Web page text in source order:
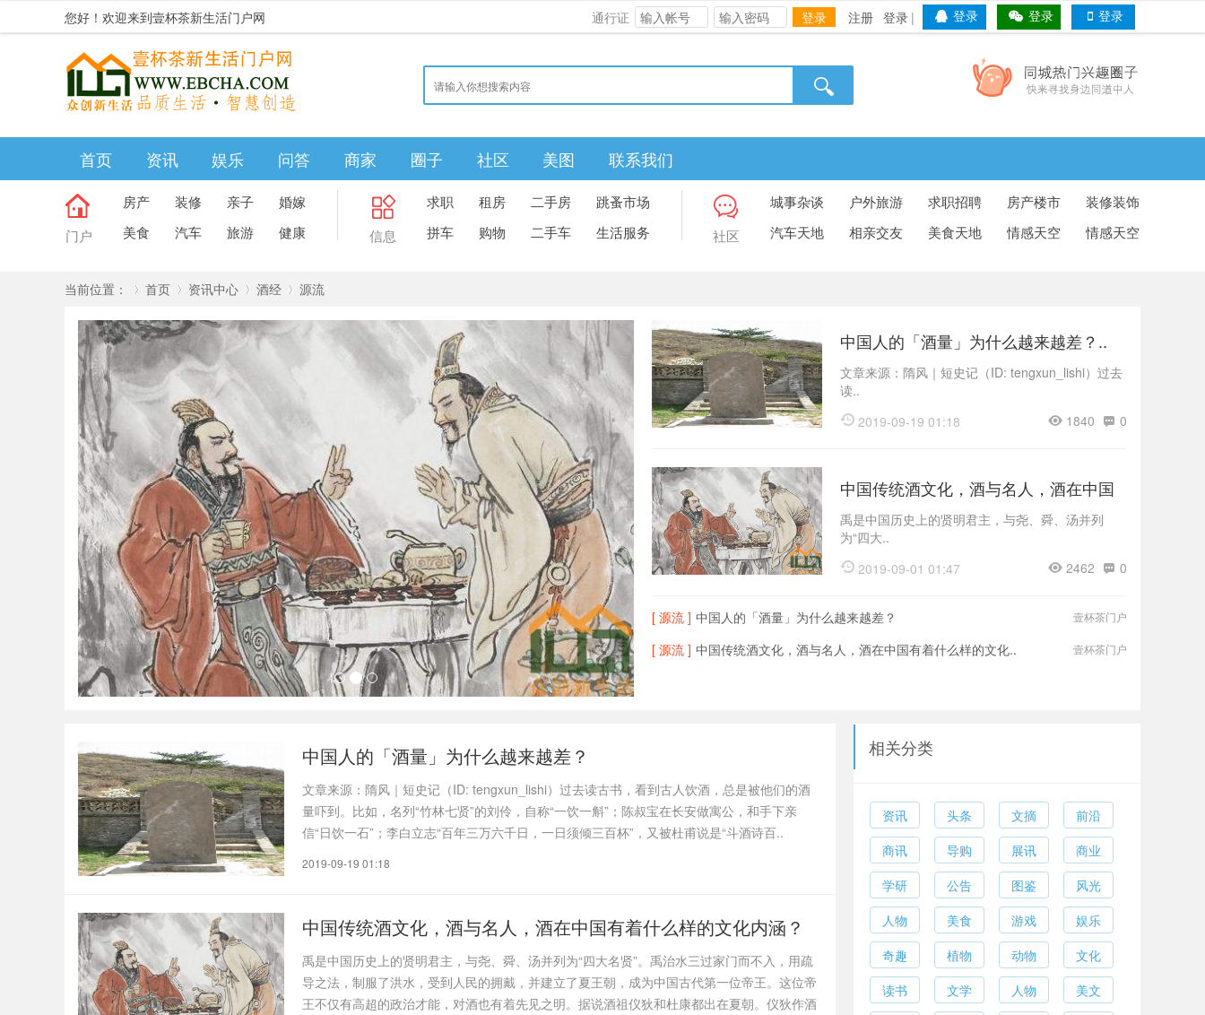
您好！欢迎来到壹杯茶新生活门户网 通行证 登录 注册 |
登录 登录 登录 登录
首页 资讯 娱乐 问答 商家 圈子 社区 美图 联系我们
门户
房产 装修 亲子
婚嫁
美食
汽车 旅游 健康 信息
求职 租房 二手房
跳蚤市场
拼车
购物 二手车 生活服务 社区
城事杂谈 户外旅游 求职招聘 房产楼市
装修装饰
汽车天地
相亲交友 美食天地 情感天空 情感天空
当前位置：
»
首页
›
资讯中心 酒经 源流
中国人的「酒量」为什么越来越差？..
文章来源：隋风｜短史记（ID: tengxun_lishi）过去
读..
2019-09-19 01:18
0
1840
中国传统酒文化，酒与名人，酒在中国
有着什么样..
禹是中国历史上的贤明君主，与尧、舜、汤并列
为“四大..
2019-09-01 01:47
0
2462
[ 源流 ] 中国人的「酒量」为什么越来越差？ 壹杯茶门户
[ 源流 ] 中国传统酒文化，酒与名人，酒在中国有着什么样的文化.. 壹杯茶门户
中国人的「酒量」为什么越来越差？
文章来源：隋风｜短史记（ID: tengxun_lishi）过去读古书，看到古人饮酒，总是被他们的酒
量吓到。比如，名列“竹林七贤”的刘伶，自称“一饮一斛”；陈叔宝在长安做寓公，和手下亲
信“日饮一石”；李白立志“百年三万六千日，一日须倾三百杯”，又被杜甫说是“斗酒诗百..
2019-09-19 01:18
中国传统酒文化，酒与名人，酒在中国有着什么样的文化内涵？
禹是中国历史上的贤明君主，与尧、舜、汤并列为“四大名贤”。禹治水三过家门而不入，用疏
导之法，制服了洪水，受到人民的拥戴，并建立了夏王朝，成为中国古代第一位帝王。这位帝
王不仅有高超的政治才能，对酒也有着先见之明。据说酒祖仪狄和杜康都出在夏朝。仪狄作酒
相关分类
资讯 头条 文摘
前沿
商讯
导购 展讯
商业
学研
公告 图鉴
风光
人物
美食 游戏
娱乐
奇趣
植物 动物
文化
读书
文学 人物
美文